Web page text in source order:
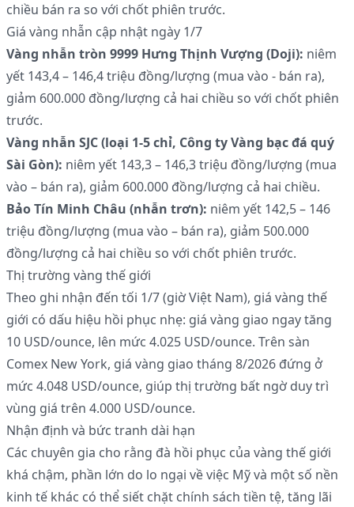
chiều bán ra so với chốt phiên trước.
Giá vàng nhẫn cập nhật ngày 1/7
Vàng nhẫn tròn 9999 Hưng Thịnh Vượng (Doji): niêm
yết 143,4 – 146,4 triệu đồng/lượng (mua vào - bán ra),
giảm 600.000 đồng/lượng cả hai chiều so với chốt phiên
trước.
Vàng nhẫn SJC (loại 1-5 chỉ, Công ty Vàng bạc đá quý
Sài Gòn): niêm yết 143,3 – 146,3 triệu đồng/lượng (mua
vào – bán ra), giảm 600.000 đồng/lượng cả hai chiều.
Bảo Tín Minh Châu (nhẫn trơn): niêm yết 142,5 – 146
triệu đồng/lượng (mua vào – bán ra), giảm 500.000
đồng/lượng cả hai chiều so với chốt phiên trước.
Thị trường vàng thế giới
Theo ghi nhận đến tối 1/7 (giờ Việt Nam), giá vàng thế
giới có dấu hiệu hồi phục nhẹ: giá vàng giao ngay tăng
10 USD/ounce, lên mức 4.025 USD/ounce. Trên sàn
Comex New York, giá vàng giao tháng 8/2026 đứng ở
mức 4.048 USD/ounce, giúp thị trường bất ngờ duy trì
vùng giá trên 4.000 USD/ounce.
Nhận định và bức tranh dài hạn
Các chuyên gia cho rằng đà hồi phục của vàng thế giới
khá chậm, phần lớn do lo ngại về việc Mỹ và một số nền
kinh tế khác có thể siết chặt chính sách tiền tệ, tăng lãi